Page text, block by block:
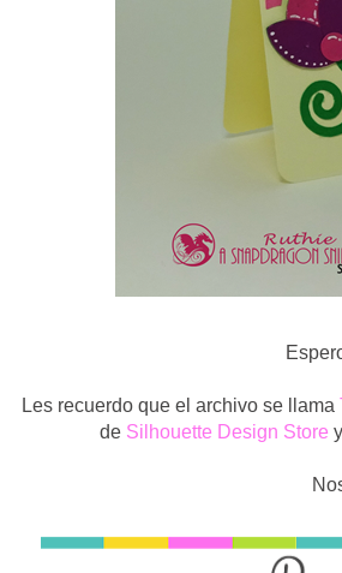
Les recuerdo que el archivo se llama
de Silhouette Design Storey